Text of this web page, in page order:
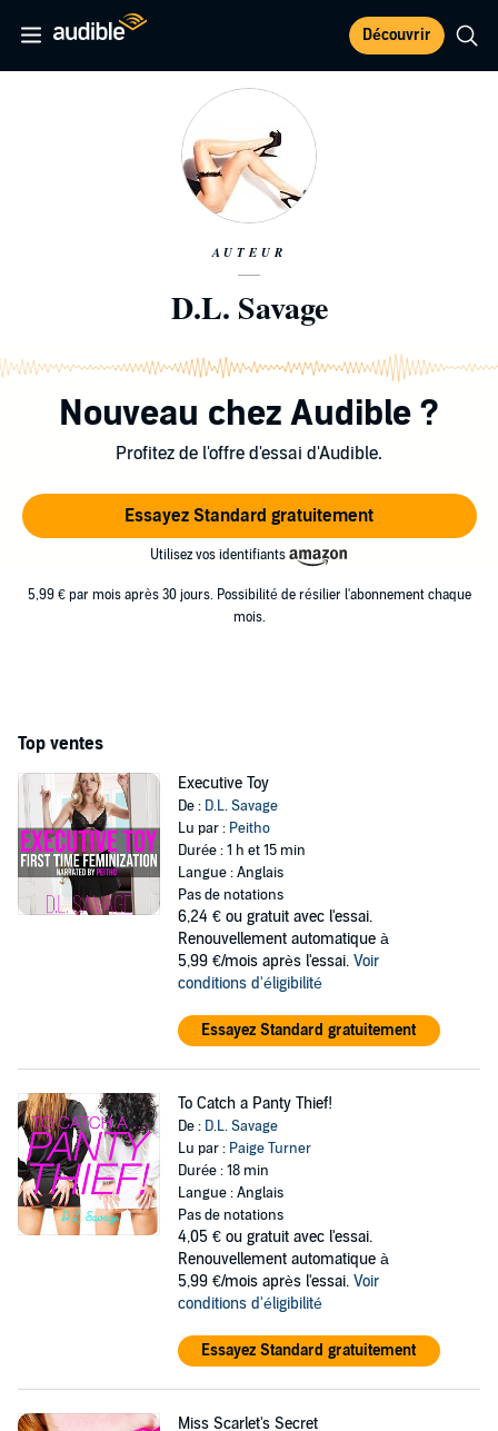
Découvrir
AUTEUR
D.L. Savage
Nouveau chez Audible ?
Profitez de l'offre d'essai d'Audible.
Essayez Standard gratuitement
Utilisez vos identifiants
5,99 € par mois après 30 jours. Possibilité de résilier l'abonnement chaque
mois.
Top ventes
Executive Toy
De : D.L. Savage
Lu par : Peitho
Durée : 1 h et 15 min
Langue : Anglais
Pas de notations
6,24 € ou gratuit avec l'essai.
Renouvellement automatique à
5,99 €/mois après l'essai. Voir
conditions d'éligibilité
Essayez Standard gratuitement
To Catch a Panty Thief!
De : D.L. Savage
Lu par : Paige Turner
Durée : 18 min
Langue : Anglais
Pas de notations
4,05 € ou gratuit avec l'essai.
Renouvellement automatique à
5,99 €/mois après l'essai. Voir
conditions d'éligibilité
Essayez Standard gratuitement
Miss Scarlet's Secret